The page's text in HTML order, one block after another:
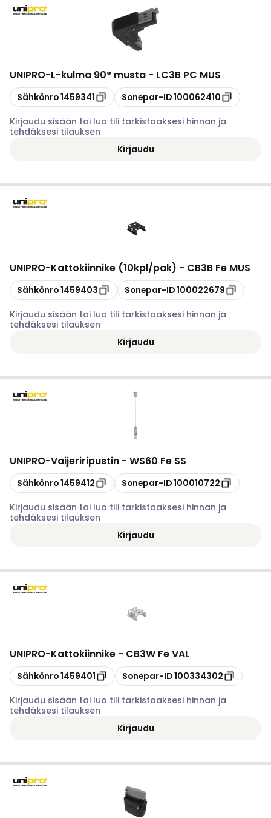
UNIPRO-L-kulma 90° musta - LC3B PC MUS
Kopioi
Sähkönro1459341 Kopioi
Sonepar-ID100062410
Kirjaudu sisään tai luo tili tarkistaaksesi hinnan ja
tehdäksesi tilauksen
Kirjaudu
UNIPRO-Kattokiinnike (10kpl/pak) - CB3B Fe MUS
Kopioi
Sähkönro1459403 Kopioi
Sonepar-ID100022679
Kirjaudu sisään tai luo tili tarkistaaksesi hinnan ja
tehdäksesi tilauksen
Kirjaudu
UNIPRO-Vaijeriripustin - WS60 Fe SS
Kopioi
Sähkönro1459412 Kopioi
Sonepar-ID100010722
Kirjaudu sisään tai luo tili tarkistaaksesi hinnan ja
tehdäksesi tilauksen
Kirjaudu
UNIPRO-Kattokiinnike - CB3W Fe VAL
Kopioi
Sähkönro1459401 Kopioi
Sonepar-ID100334302
Kirjaudu sisään tai luo tili tarkistaaksesi hinnan ja
tehdäksesi tilauksen
Kirjaudu